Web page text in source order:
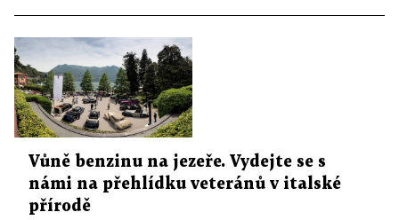
Vůně benzinu na jezeře. Vydejte se s
námi na přehlídku veteránů v italské
přírodě